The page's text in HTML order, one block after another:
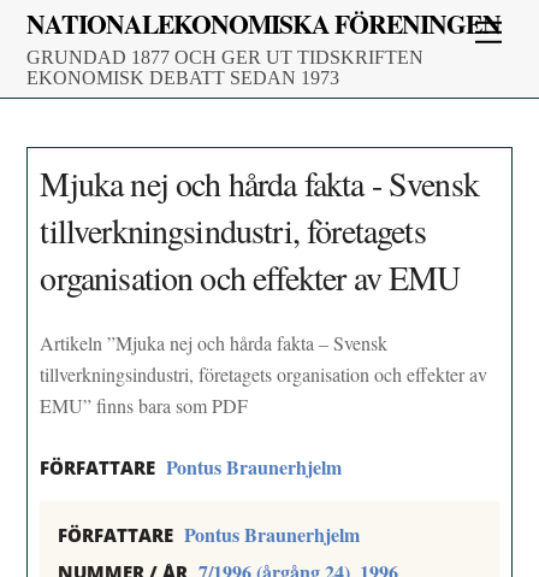
Skip
content
NATIONALEKONOMISKA FÖRENINGEN
GRUNDAD 1877 OCH GER UT TIDSKRIFTEN
EKONOMISK DEBATT SEDAN 1973
Mjuka nej och hårda fakta - Svensk
tillverkningsindustri, företagets
organisation och effekter av EMU
Artikeln ”Mjuka nej och hårda fakta – Svensk
tillverkningsindustri, företagets organisation och effekter av
EMU” finns bara som PDF
FÖRFATTARE Pontus Braunerhjelm
FÖRFATTARE Pontus Braunerhjelm
NUMMER / ÅR 7/1996 (årgång 24), 1996